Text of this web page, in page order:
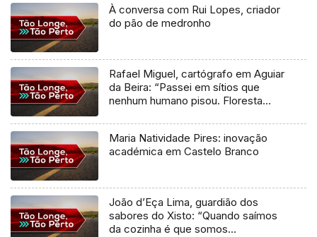
À conversa com Rui Lopes, criador
do pão de medronho
Rafael Miguel, cartógrafo em Aguiar
da Beira: “Passei em sítios que
nenhum humano pisou. Floresta
Maria Natividade Pires: inovação
académica em Castelo Branco
João d’Eça Lima, guardião dos
sabores do Xisto: “Quando saímos
da cozinha é que somos